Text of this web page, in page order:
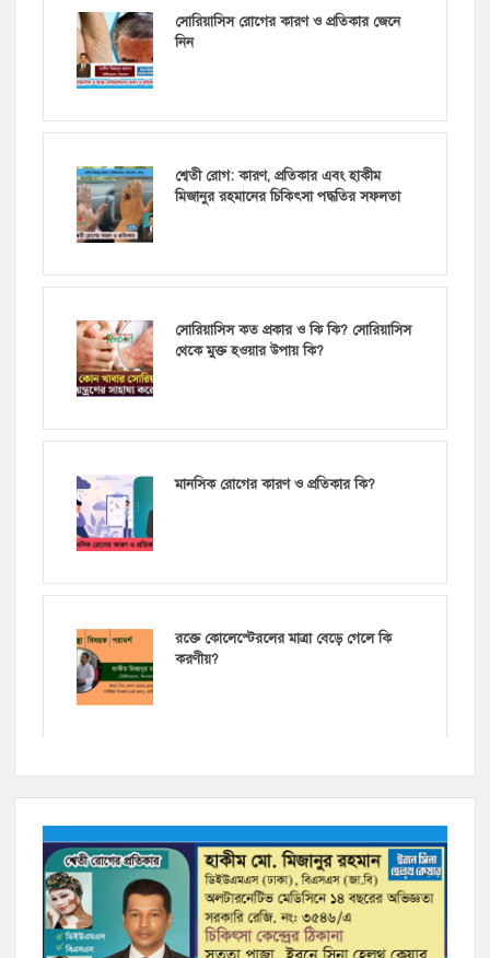
সোরিয়াসিস রোগের কারণ ও প্রতিকার জেনে
নিন
শ্বেতী রোগ: কারণ, প্রতিকার এবং হাকীম
মিজানুর রহমানের চিকিৎসা পদ্ধতির সফলতা
সোরিয়াসিস কত প্রকার ও কি কি? সোরিয়াসিস
থেকে মুক্ত হওয়ার উপায় কি?
মানসিক রোগের কারণ ও প্রতিকার কি?
রক্তে কোলেস্টেরলের মাত্রা বেড়ে গেলে কি
করণীয়?